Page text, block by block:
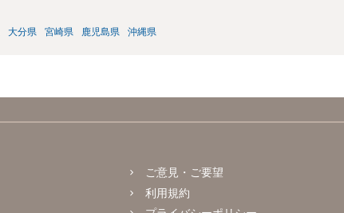
大分県 宮崎県 鹿児島県 沖縄県
ご意見・ご要望
利用規約